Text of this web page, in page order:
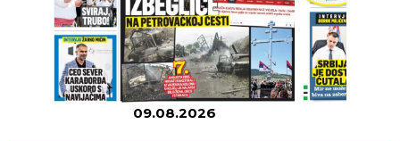
09.08.2026